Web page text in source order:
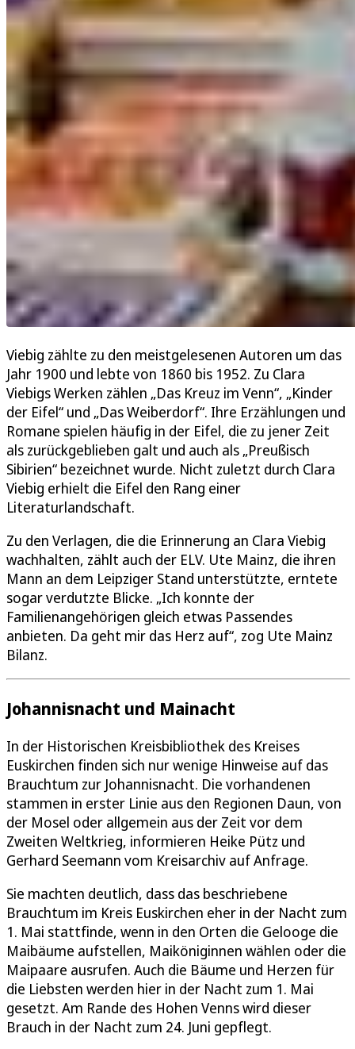
Viebig zählte zu den meistgelesenen Autoren um das
Jahr 1900 und lebte von 1860 bis 1952. Zu Clara
Viebigs Werken zählen „Das Kreuz im Venn“, „Kinder
der Eifel“ und „Das Weiberdorf“. Ihre Erzählungen und
Romane spielen häufig in der Eifel, die zu jener Zeit
als zurückgeblieben galt und auch als „Preußisch
Sibirien“ bezeichnet wurde. Nicht zuletzt durch Clara
Viebig erhielt die Eifel den Rang einer
Literaturlandschaft.
Zu den Verlagen, die die Erinnerung an Clara Viebig
wachhalten, zählt auch der ELV. Ute Mainz, die ihren
Mann an dem Leipziger Stand unterstützte, erntete
sogar verdutzte Blicke. „Ich konnte der
Familienangehörigen gleich etwas Passendes
anbieten. Da geht mir das Herz auf“, zog Ute Mainz
Bilanz.
Johannisnacht und Mainacht
In der Historischen Kreisbibliothek des Kreises
Euskirchen finden sich nur wenige Hinweise auf das
Brauchtum zur Johannisnacht. Die vorhandenen
stammen in erster Linie aus den Regionen Daun, von
der Mosel oder allgemein aus der Zeit vor dem
Zweiten Weltkrieg, informieren Heike Pütz und
Gerhard Seemann vom Kreisarchiv auf Anfrage.
Sie machten deutlich, dass das beschriebene
Brauchtum im Kreis Euskirchen eher in der Nacht zum
1. Mai stattfinde, wenn in den Orten die Gelooge die
Maibäume aufstellen, Maiköniginnen wählen oder die
Maipaare ausrufen. Auch die Bäume und Herzen für
die Liebsten werden hier in der Nacht zum 1. Mai
gesetzt. Am Rande des Hohen Venns wird dieser
Brauch in der Nacht zum 24. Juni gepflegt.